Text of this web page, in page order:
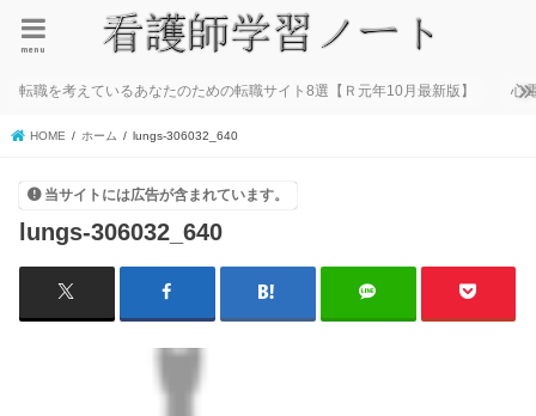
menu
転職を考えているあなたのための転職サイト8選【Ｒ元年10月最新版】 心
HOME ホーム lungs-306032_640
当サイトには広告が含まれています。
lungs-306032_640